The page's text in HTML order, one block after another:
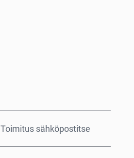
Toimitus sähköpostitse